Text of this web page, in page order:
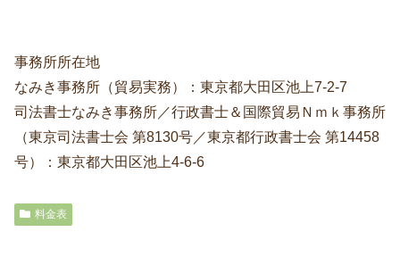
事務所所在地
なみき事務所（貿易実務）：東京都大田区池上7-2-7
司法書士なみき事務所／行政書士＆国際貿易Ｎｍｋ事務所
（東京司法書士会 第8130号／東京都行政書士会 第14458
号）：東京都大田区池上4-6-6
料金表